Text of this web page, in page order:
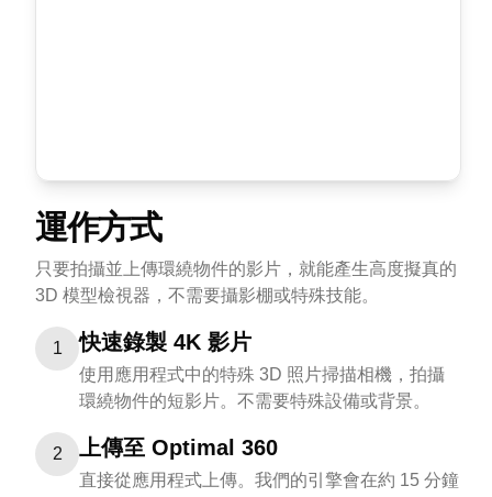
運作方式
只要拍攝並上傳環繞物件的影片，就能產生高度擬真的
3D 模型檢視器，不需要攝影棚或特殊技能。
1 快速錄製 4K 影片
使用應用程式中的特殊 3D 照片掃描相機，拍攝
環繞物件的短影片。不需要特殊設備或背景。
2 上傳至 Optimal 360
直接從應用程式上傳。我們的引擎會在約 15 分鐘